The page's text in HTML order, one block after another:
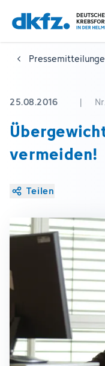
Zum
Hauptinhalt
springen
Zur
Fußzeile
springen
25.08.2016 |
vermeiden!
Teilen